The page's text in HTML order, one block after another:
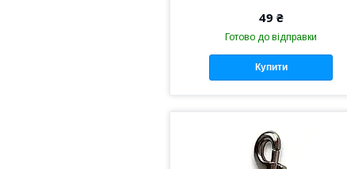
49 ₴
Готово до відправки
Купити